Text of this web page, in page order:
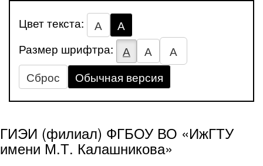
Цвет текста: А
А
Размер шрифтра:
А А
А
Сброс
Обычная версия
ГИЭИ (филиал) ФГБОУ ВО «ИжГТУ
имени М.Т. Калашникова»